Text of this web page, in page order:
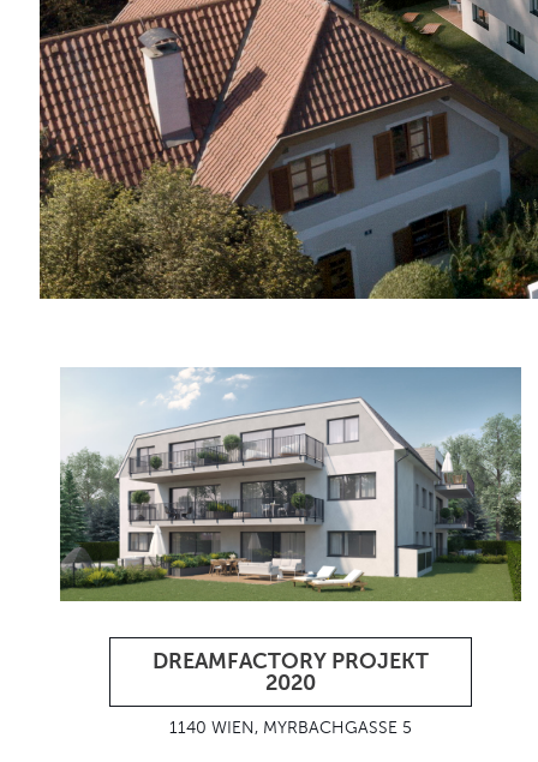
DREAMFACTORY PROJEKT
2020
1140 WIEN, MYRBACHGASSE 5